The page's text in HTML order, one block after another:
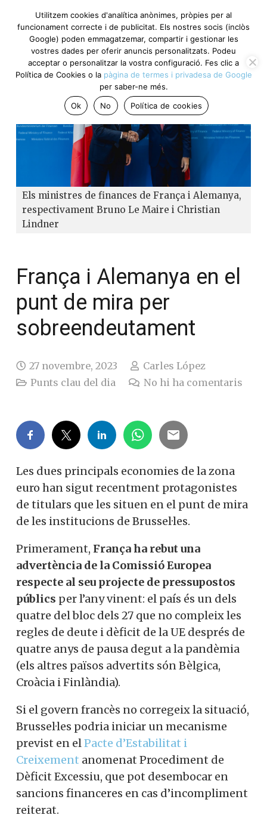
Els ministres de finances de França i Alemanya,
respectivament Bruno Le Maire i Christian
Lindner
França i Alemanya en el
punt de mira per
sobreendeutament
27 novembre, 2023
Carles López
Punts clau del dia
No hi ha comentaris
Les dues principals economies de la zona
euro han sigut recentment protagonistes
de titulars que les situen en el punt de mira
de les institucions de Brussel·les.
Primerament, França ha rebut una
advertència de la Comissió Europea
respecte al seu projecte de pressupostos
públics per l’any vinent: el país és un dels
quatre del bloc dels 27 que no compleix les
regles de deute i dèficit de la UE després de
quatre anys de pausa degut a la pandèmia
(els altres països advertits són Bèlgica,
Croàcia i Finlàndia).
Si el govern francès no corregeix la situació,
Brussel·les podria iniciar un mecanisme
previst en elPacte d’Estabilitat i
Creixement anomenat Procediment de
Dèficit Excessiu, que pot desembocar en
sancions financeres en cas d’incompliment
reiterat.
Utilitzem cookies d'analítica anònimes, pròpies per al
funcionament correcte i de publicitat. Els nostres socis (inclòs
Google) poden emmagatzemar, compartir i gestionar les
vostres dades per oferir anuncis personalitzats. Podeu
acceptar o personalitzar la vostra configuració. Fes clic a
Política de Cookies o la pàgina de termes i privadesa de Google
per saber-ne més.
Ok
No Política de cookies